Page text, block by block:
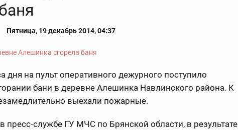
Пятница, 19 декабрь 2014, 04:37
дня на пульт оперативного дежурного поступило
бани в деревне Алешинка Навлинского района. К
выехали пожарные.
пресс-службе ГУ МЧС по Брянской области, в результате